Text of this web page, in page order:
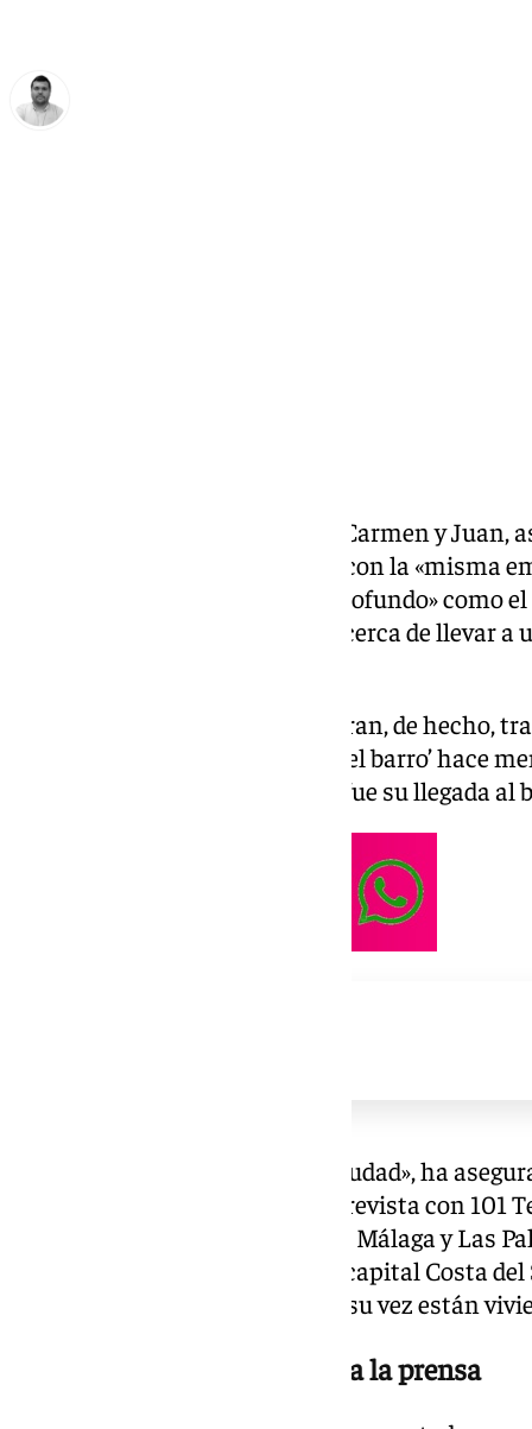
Los padres de Juanfran Funes, Carmen y
101TV que estaban nerviosos y con la «misma
malagueños al vivir algo «tan profundo» como
experiencia de que su hijo esté cerca de llevar
Solamente dos partidos le separan, de hecho,
para alguien que entrenaba ‘en el barro’ hace
del técnico ha recordado cómo fue su llegada al
«Yo quiero dar las gracias a la ciudad», ha
Málaga CF en esta pequeña entrevista con
decisivo en La Rosaleda entre el Málaga y Las
agradecimiento la afición de la capital Costa
lo que está viviendo su hijo. Y a su vez están
El dardo del padre de Funes a la prensa